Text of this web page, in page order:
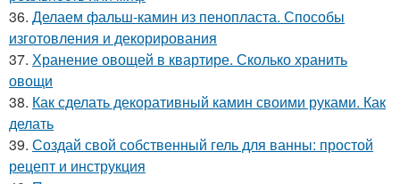
36. Делаем фальш-камин из пенопласта. Способы
изготовления и декорирования
37. Хранение овощей в квартире. Сколько хранить
овощи
38. Как сделать декоративный камин своими руками. Как
делать
39. Создай свой собственный гель для ванны: простой
рецепт и инструкция